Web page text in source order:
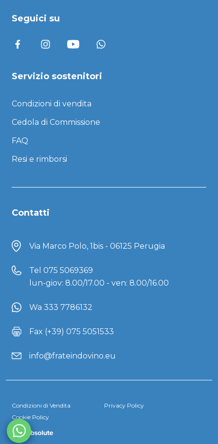
Seguici su
Servizio sostenitori
Condizioni di vendita
Cedola di Commissione
FAQ
Resi e rimborsi
Contatti
Via Marco Polo, 1bis - 06125 Perugia
Tel 075 5069369
lun-giov: 8.00/17.00 - ven: 8.00/16.00
Wa 333 7786132
Fax (+39) 075 5051533
info@frateindovino.eu
Condizioni di Vendita
Privacy Policy
Cookie Policy